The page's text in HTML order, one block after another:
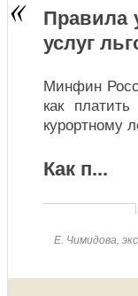
Правила
услуг
Минфин
как
курортному
Как п...
Е. Чимидова,